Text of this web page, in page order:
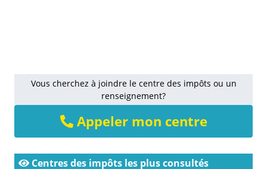
Vous cherchez à joindre le centre des impôts ou un
renseignement?
Appeler mon centre
Centres des impôts les plus consultés